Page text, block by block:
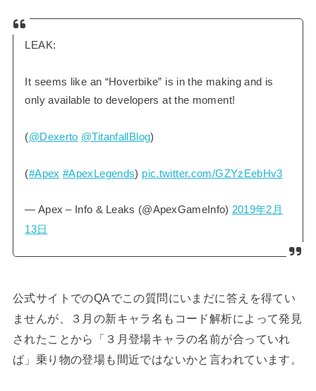
LEAK:
It seems like an “Hoverbike” is in the making and is
only available to developers at the moment!
(@Dexerto @TitanfallBlog)
(#Apex #ApexLegends) pic.twitter.com/GZYzEebHv3
— Apex – Info & Leaks (@ApexGameInfo) 2019年2月
13日
公式サイトでのQAでこの質問にいまだに答えを得てい
ませんが、３月の新キャラ名もコード解析によって発見
されたことから「３月登場キャラの名前が合っていれ
ば」乗り物の登場も間近ではないかと言われています。